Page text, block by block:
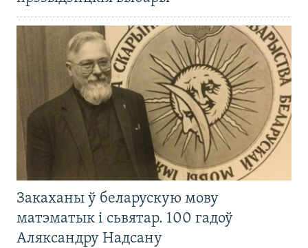
Закаханы ў беларускую мову
матэматык і сьвятар. 100 гадоў
Аляксандру Надсану